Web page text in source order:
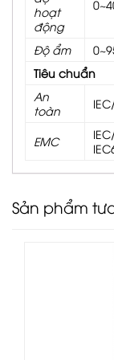
hoạt
động
Độ ẩm
Tiêu chuẩn
An
toàn
EMC
Sản phẩm